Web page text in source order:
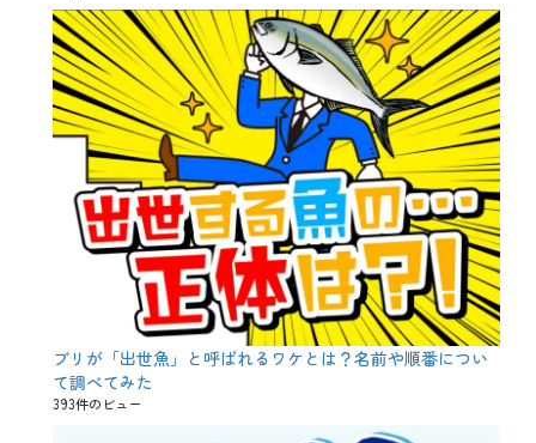
ブリが「出世魚」と呼ばれるワケとは？名前や順番につい
て調べてみた
393件のビュー